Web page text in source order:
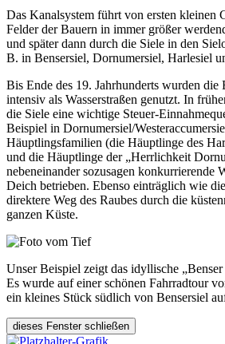
Das Kanalsystem führt von ersten kleinen
Felder der Bauern in immer größer
und später dann durch die Siele in den
B. in Bensersiel, Dornumersiel, Harlesiel
Bis Ende des 19. Jahrhunderts wurden die
intensiv als Wasserstraßen genutzt. In
die Siele eine wichtige Steuer-
Beispiel in Dornumersiel/
Häuptlingsfamilien (die Häuptlinge des
und die Häuptlinge der „Herrlichkeit
nebeneinander sozusagen konkurrierende
Deich betrieben. Ebenso einträglich wie
direktere Weg des Raubes durch die
ganzen Küste.
Unser Beispiel zeigt das idyllische „Benser
Es wurde auf einer schönen Fahrradtour
ein kleines Stück südlich von Bensersiel
dieses Fenster schließen